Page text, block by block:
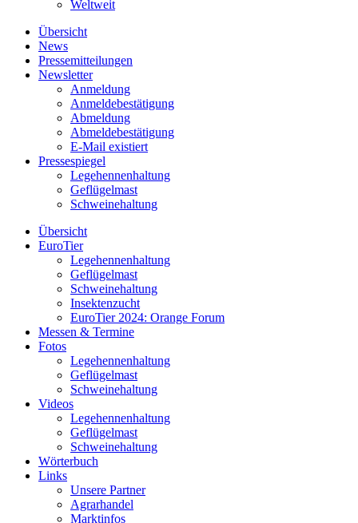
Weltweit
Übersicht
News
Pressemitteilungen
Newsletter
Anmeldung
Anmeldebestätigung
Abmeldung
Abmeldebestätigung
E-Mail existiert
Pressespiegel
Legehennenhaltung
Geflügelmast
Schweinehaltung
Übersicht
EuroTier
Legehennenhaltung
Geflügelmast
Schweinehaltung
Insektenzucht
EuroTier 2024: Orange Forum
Messen & Termine
Fotos
Legehennenhaltung
Geflügelmast
Schweinehaltung
Videos
Legehennenhaltung
Geflügelmast
Schweinehaltung
Wörterbuch
Links
Unsere Partner
Agrarhandel
Marktinfos